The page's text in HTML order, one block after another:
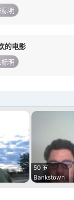
标明
的电影
标明
50 岁
Bankstown